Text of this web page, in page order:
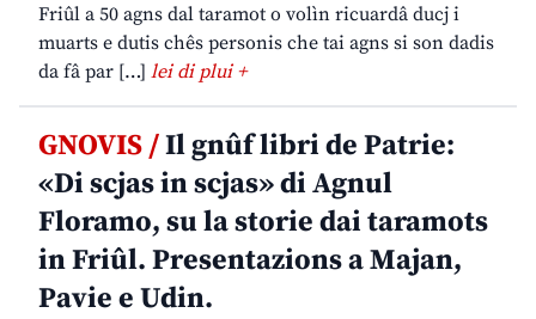
Friûl a 50 agns dal taramot o volìn ricuardâ ducj i
muarts e dutis chês personis che tai agns si son dadis
da fâ par […] lei di plui +
GNOVIS /Il gnûf libri de Patrie:
«Di scjas in scjas» di Agnul
Floramo, su la storie dai taramots
in Friûl. Presentazions a Majan,
Pavie e Udin.